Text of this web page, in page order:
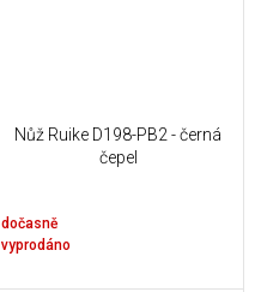
Nůž Ruike D198-PB2 - černá
čepel
dočasně
vyprodáno